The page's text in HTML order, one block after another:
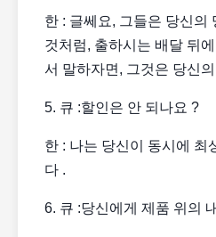
한 : 글쎄요, 그들은 당신의
것처럼, 출하시는 배달 뒤
서 말하자면, 그것은 당신
5. 큐 :할인은 안 되나요 ?
한 : 나는 당신이 동시에 최
다 .
6. 큐 :당신에게 제품 위의